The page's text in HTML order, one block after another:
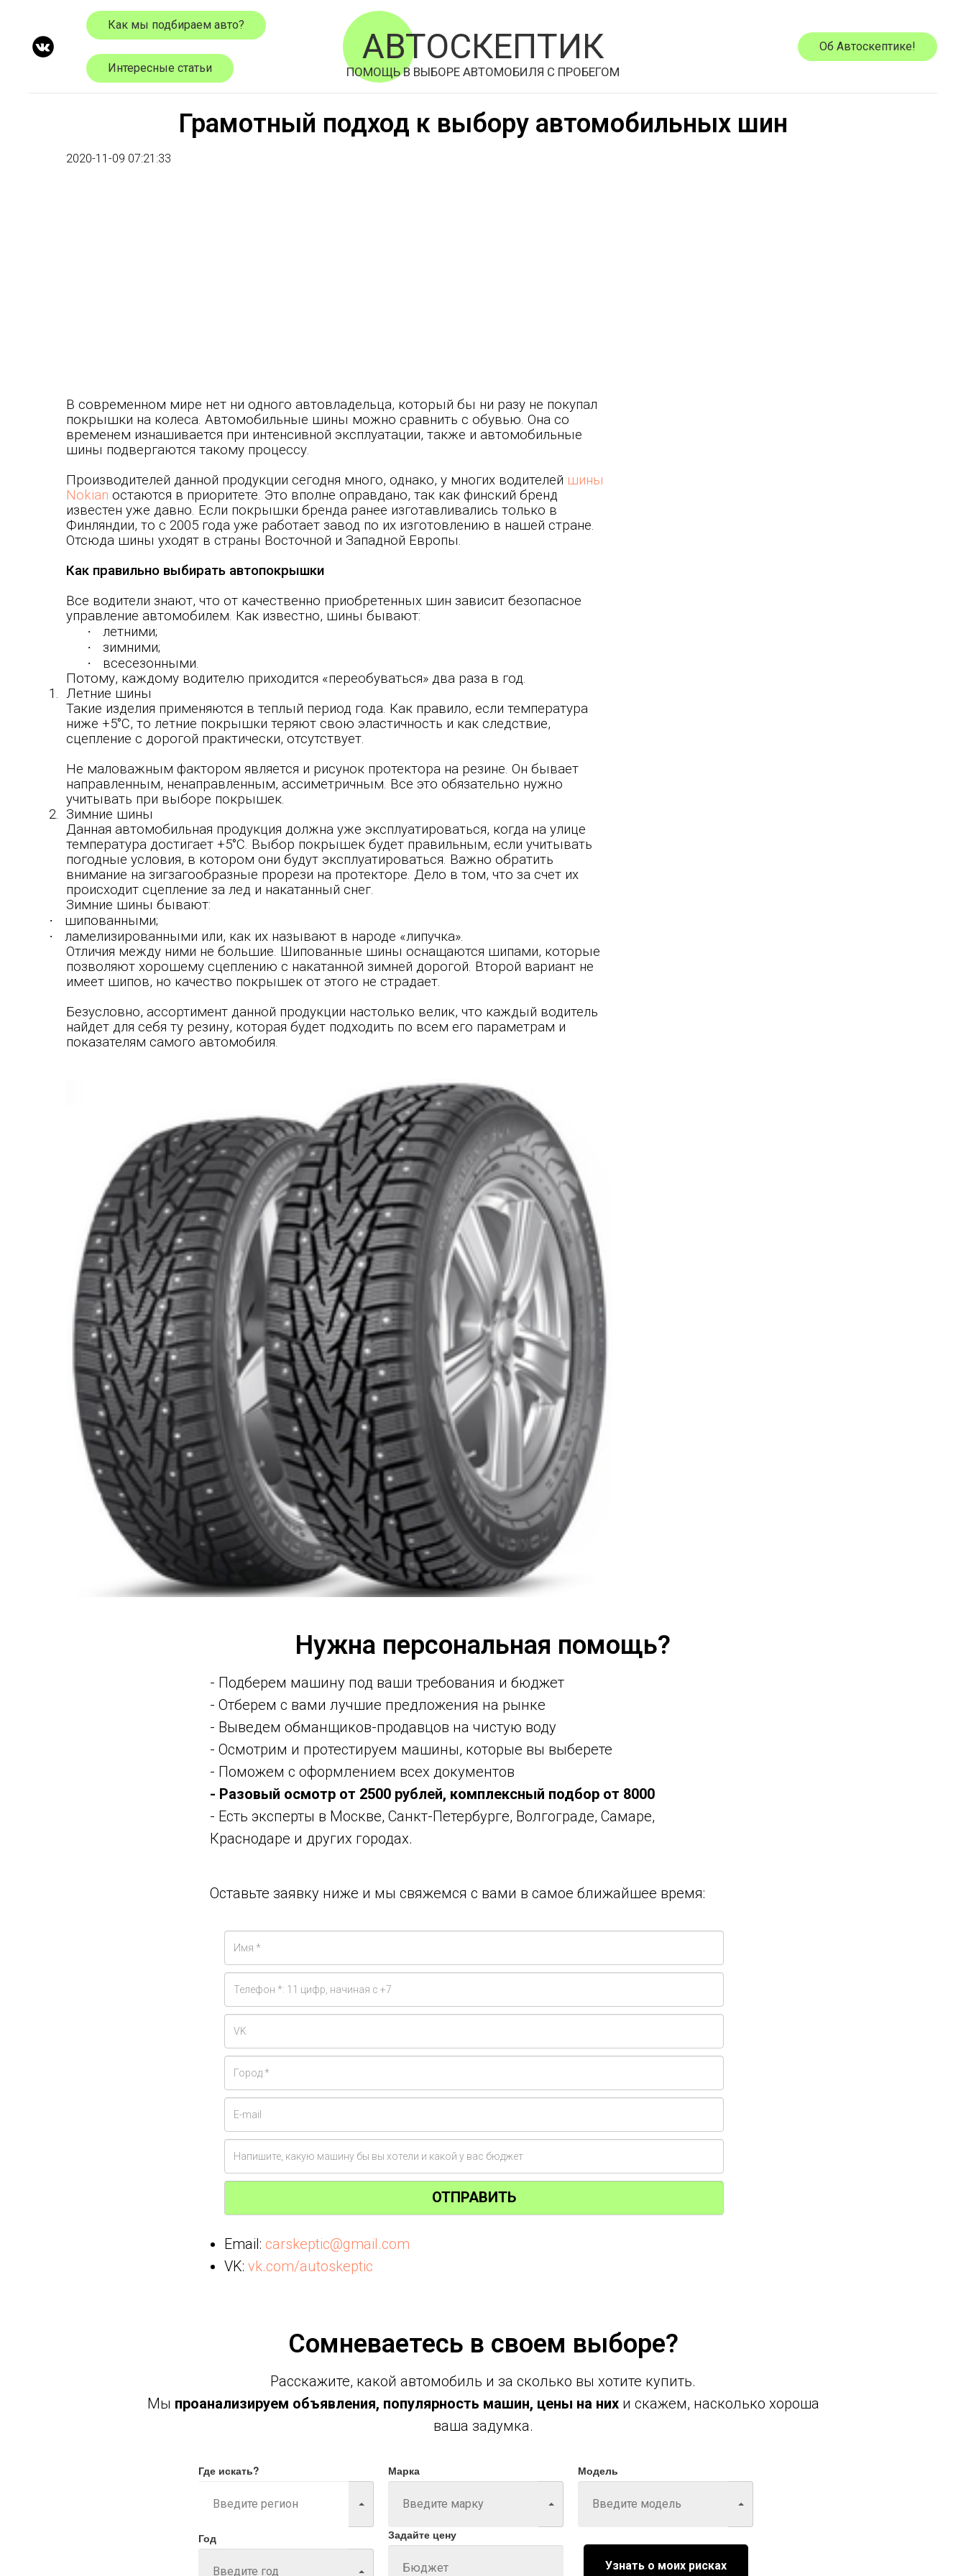
АВТОСКЕПТИК
ПОМОЩЬ В ВЫБОРЕ АВТОМОБИЛЯ С ПРОБЕГОМ
Как мы подбираем авто?
Интересные статьи
Об Автоскептике!
Грамотный подход к выбору автомобильных шин
2020-11-09 07:21:33
В современном мире нет ни одного автовладельца, который бы ни разу не покупал
покрышки на колеса. Автомобильные шины можно сравнить с обувью. Она со
временем изнашивается при интенсивной эксплуатации, также и автомобильные
шины подвергаются такому процессу.
Производителей данной продукции сегодня много, однако, у многих водителей шины
Nokian остаются в приоритете. Это вполне оправдано, так как финский бренд
известен уже давно. Если покрышки бренда ранее изготавливались только в
Финляндии, то с 2005 года уже работает завод по их изготовлению в нашей стране.
Отсюда шины уходят в страны Восточной и Западной Европы.
Как правильно выбирать автопокрышки
Все водители знают, что от качественно приобретенных шин зависит безопасное
управление автомобилем. Как известно, шины бывают:
· летними;
· зимними;
·
всесезонными.
Потому, каждому водителю приходится «переобуваться» два раза в год.
1. Летние шины
Такие изделия применяются в теплый период года. Как правило, если температура
ниже +5°С, то летние покрышки теряют свою эластичность и как следствие,
сцепление с дорогой практически, отсутствует.
Не маловажным фактором является и рисунок протектора на резине. Он бывает
направленным, ненаправленным, ассиметричным. Все это обязательно нужно
учитывать при выборе покрышек.
2. Зимние шины
Данная автомобильная продукция должна уже эксплуатироваться, когда на улице
температура достигает +5°С. Выбор покрышек будет правильным, если учитывать
погодные условия, в котором они будут эксплуатироваться. Важно обратить
внимание на зигзагообразные прорези на протекторе. Дело в том, что за счет их
происходит сцепление за лед и накатанный снег.
Зимние шины бывают:
· шипованными;
·
ламелизированными или, как их называют в народе «липучка».
Отличия между ними не большие. Шипованные шины оснащаются шипами, которые
позволяют хорошему сцеплению с накатанной зимней дорогой. Второй вариант не
имеет шипов, но качество покрышек от этого не страдает.
Безусловно, ассортимент данной продукции настолько велик, что каждый водитель
найдет для себя ту резину, которая будет подходить по всем его параметрам и
показателям самого автомобиля.
Нужна персональная помощь?
- Подберем машину под ваши требования и бюджет
- Отберем с вами лучшие предложения на рынке
- Выведем обманщиков-продавцов на чистую воду
- Осмотрим и протестируем машины, которые вы выберете
- Поможем с оформлением всех документов
- Разовый осмотр от 2500 рублей, комплексный подбор от 8000
- Есть эксперты в Москве, Санкт-Петербурге, Волгограде, Самаре,
Краснодаре и других городах.
Оставьте заявку ниже и мы свяжемся с вами в самое ближайшее время:
ОТПРАВИТЬ
Email: carskeptic@gmail.com
VK: vk.com/autoskeptic
Сомневаетесь в своем выборе?
Расскажите, какой автомобиль и за сколько вы хотите купить.
Мы проанализируем объявления, популярность машин, цены на нихи скажем, насколько хороша
ваша задумка.
Где искать? Марка Модель
Год Задайте цену
Узнать о моих рисках